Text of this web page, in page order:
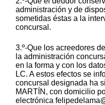
administración y de
sometidas éstas a la
concursal.
3.º-Que los acreedores
la administración
en la forma y con los
LC. A estos efectos se
concursal designada ha
MARTÍN, con domicilio
electrónica